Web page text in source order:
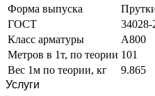
Форма выпуска
ГОСТ
34028-
Класс арматуры
А800
Метров в 1т, по теории 101
Вес 1м по теории, кг
9.865
Услуги